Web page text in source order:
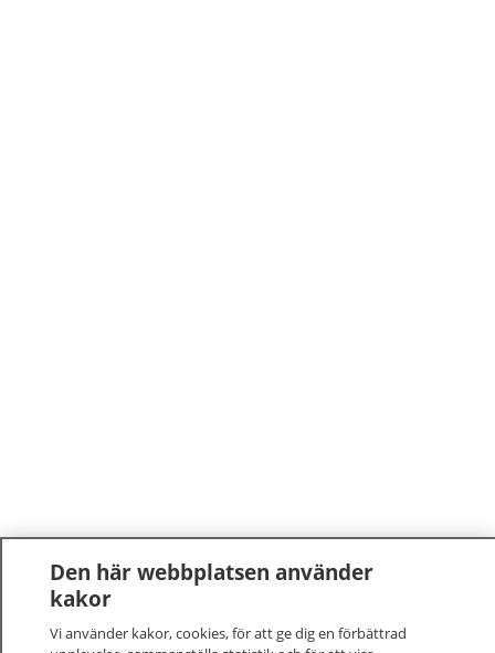
Den här webbplatsen använder
kakor
Vi använder kakor, cookies, för att ge dig en förbättrad